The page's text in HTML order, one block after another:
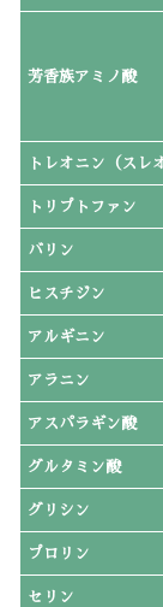
芳香族アミノ酸
トレオニン（スレ
トリプトファン
バリン
ヒスチジン
アルギニン
アラニン
アスパラギン酸
グルタミン酸
グリシン
プロリン
セリン